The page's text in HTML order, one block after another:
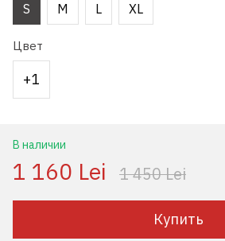
S M L XL
Цвет
+1
В наличии
1 160 Lei 1 450 Lei
Купить